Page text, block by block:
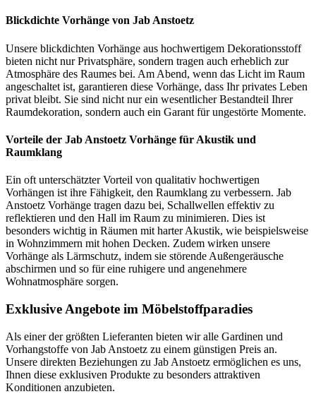
Blickdichte Vorhänge von Jab Anstoetz
Unsere blickdichten Vorhänge aus hochwertigem Dekorationsstoff
bieten nicht nur Privatsphäre, sondern tragen auch erheblich zur
Atmosphäre des Raumes bei. Am Abend, wenn das Licht im Raum
angeschaltet ist, garantieren diese Vorhänge, dass Ihr privates Leben
privat bleibt. Sie sind nicht nur ein wesentlicher Bestandteil Ihrer
Raumdekoration, sondern auch ein Garant für ungestörte Momente.
Vorteile der Jab Anstoetz Vorhänge für Akustik und
Raumklang
Ein oft unterschätzter Vorteil von qualitativ hochwertigen
Vorhängen ist ihre Fähigkeit, den Raumklang zu verbessern. Jab
Anstoetz Vorhänge tragen dazu bei, Schallwellen effektiv zu
reflektieren und den Hall im Raum zu minimieren. Dies ist
besonders wichtig in Räumen mit harter Akustik, wie beispielsweise
in Wohnzimmern mit hohen Decken. Zudem wirken unsere
Vorhänge als Lärmschutz, indem sie störende Außengeräusche
abschirmen und so für eine ruhigere und angenehmere
Wohnatmosphäre sorgen.
Exklusive Angebote im Möbelstoffparadies
Als einer der größten Lieferanten bieten wir alle Gardinen und
Vorhangstoffe von Jab Anstoetz zu einem günstigen Preis an.
Unsere direkten Beziehungen zu Jab Anstoetz ermöglichen es uns,
Ihnen diese exklusiven Produkte zu besonders attraktiven
Konditionen anzubieten.